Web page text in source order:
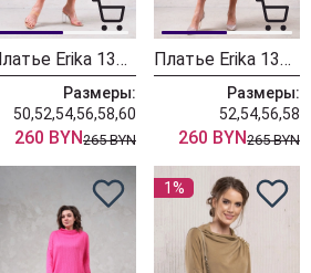
Платье Erika 1319-3 зеленое
Размеры:
50,52,54,56,58,60
260 BYN265 BYN
Платье Erika 1319-1 бежевое
Размеры:
52,54,56,58
260 BYN265 BYN
1%